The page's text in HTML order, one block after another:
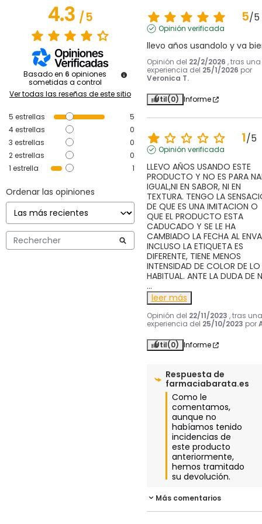
4.3/5
Basado en 6 opiniones
sometidas a control
Ver todas las reseñas de este sitio
5 estrellas
5
4estrellas
0
3 estrellas
0
2estrellas
0
1 estrella 1
Ordenar las opiniones
5/5
Opinión verificada
llevo años usandolo y va
Opinión del 22/2/2026 , tras una
experiencia del 25/1/2026 por
Veronica T.
Útil(0) Informe
1/5
Opinión verificada
LLEVO AÑOS USANDO ESTE
PRODUCTO Y NO ES PARA
IGUAL,NI EN SABOR, NI EN
TEXTURA. TENGO LA
DE QUE ES UNA IMITACION O
QUE EL PRODUCTO ESTA
CADUCADO Y SE LE HA
CAMBIADO LA FECHA AL
INCLUSO LA ETIQUETA ES
DIFERENTE, TIENE MENOS
INTENSIDAD DE COLOR DE LO
...
leer más
Opinión del 22/11/2023 , tras una
experiencia del 25/10/2023 por
Útil(0) Informe
Respuesta de
farmaciabarata.es
Como le
comentamos,
aunque no
habíamos tenido
incidencias de
este producto
anteriormente,
hemos tramitado
su devolución.
Más comentarios